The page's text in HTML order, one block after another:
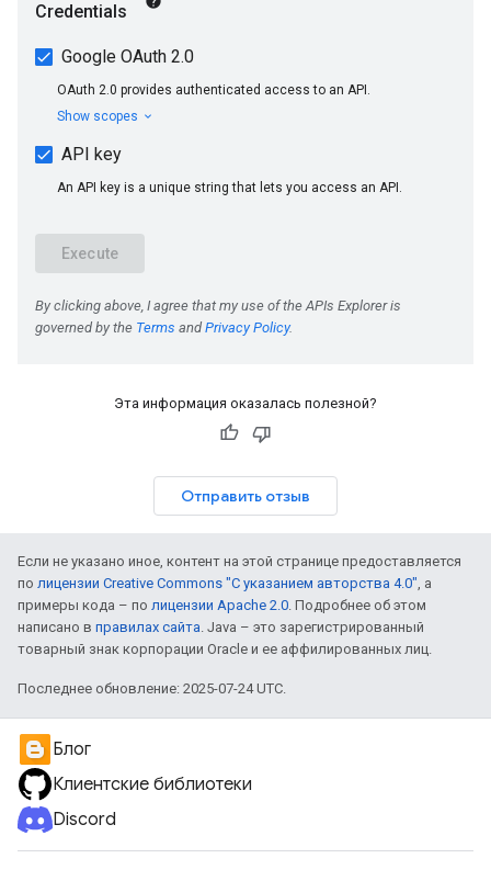
Эта информация оказалась полезной?
Отправить отзыв
Если не указано иное, контент на этой странице предоставляется
по лицензии Creative Commons "С указанием авторства 4.0", а
примеры кода – по лицензии Apache 2.0. Подробнее об этом
написано в правилах сайта. Java – это зарегистрированный
товарный знак корпорации Oracle и ее аффилированных лиц.
Последнее обновление: 2025-07-24 UTC.
Блог
Клиентские библиотеки
Discord